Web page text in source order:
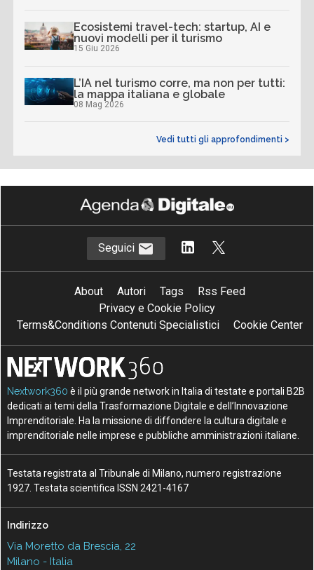
Ecosistemi travel-tech: startup, AI e
nuovi modelli per il turismo
15 Giu 2026
L’IA nel turismo corre, ma non per tutti:
la mappa italiana e globale
08 Mag 2026
Vedi tutti gli approfondimenti >
Seguici
About Autori Tags
Rss Feed
Privacy e Cookie Policy
Terms&Conditions Contenuti Specialistici
Cookie Center
Nextwork360 è il più grande network in Italia di testate e portali B2B
dedicati ai temi della Trasformazione Digitale e dell’Innovazione
Imprenditoriale. Ha la missione di diffondere la cultura digitale e
imprenditoriale nelle imprese e pubbliche amministrazioni italiane.
Testata registrata al Tribunale di Milano, numero registrazione
1927. Testata scientifica ISSN 2421-4167
Indirizzo
Via Moretto da Brescia, 22
Milano - Italia